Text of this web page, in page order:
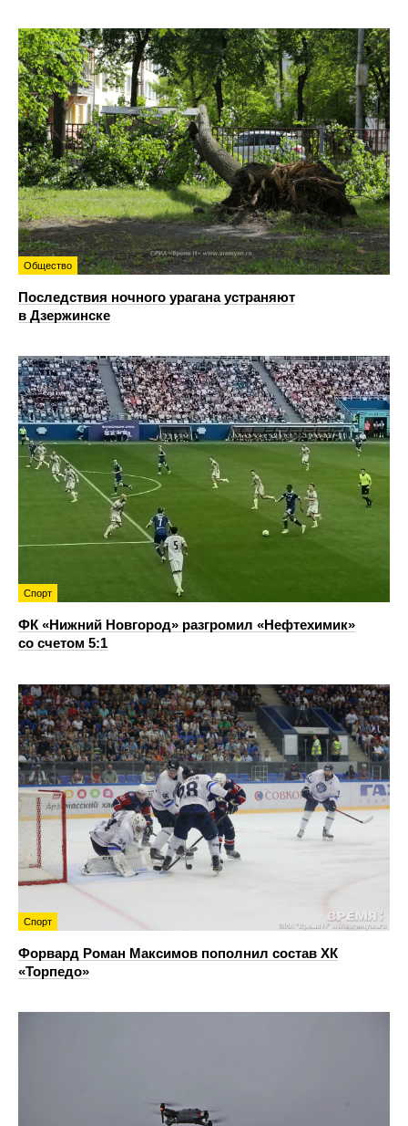
Общество
Последствия ночного урагана устраняют
в Дзержинске
Спорт
ФК «Нижний Новгород» разгромил «Нефтехимик»
со счетом 5:1
Спорт
Форвард Роман Максимов пополнил состав ХК
«Торпедо»